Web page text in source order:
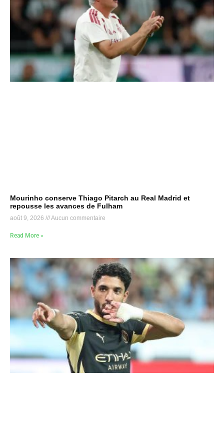
Mourinho conserve Thiago Pitarch au Real Madrid et
repousse les avances de Fulham
août 9, 2026 Aucun commentaire
Read More »